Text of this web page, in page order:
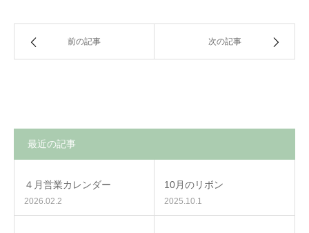
前の記事 次の記事
最近の記事
４月営業カレンダー
2026.02.2
10月のリボン
2025.10.1